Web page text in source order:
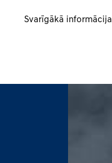
Svarīgākā informācija